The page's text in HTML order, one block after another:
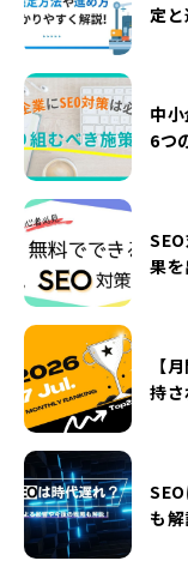
定
中
6つ
果
【
持
も解